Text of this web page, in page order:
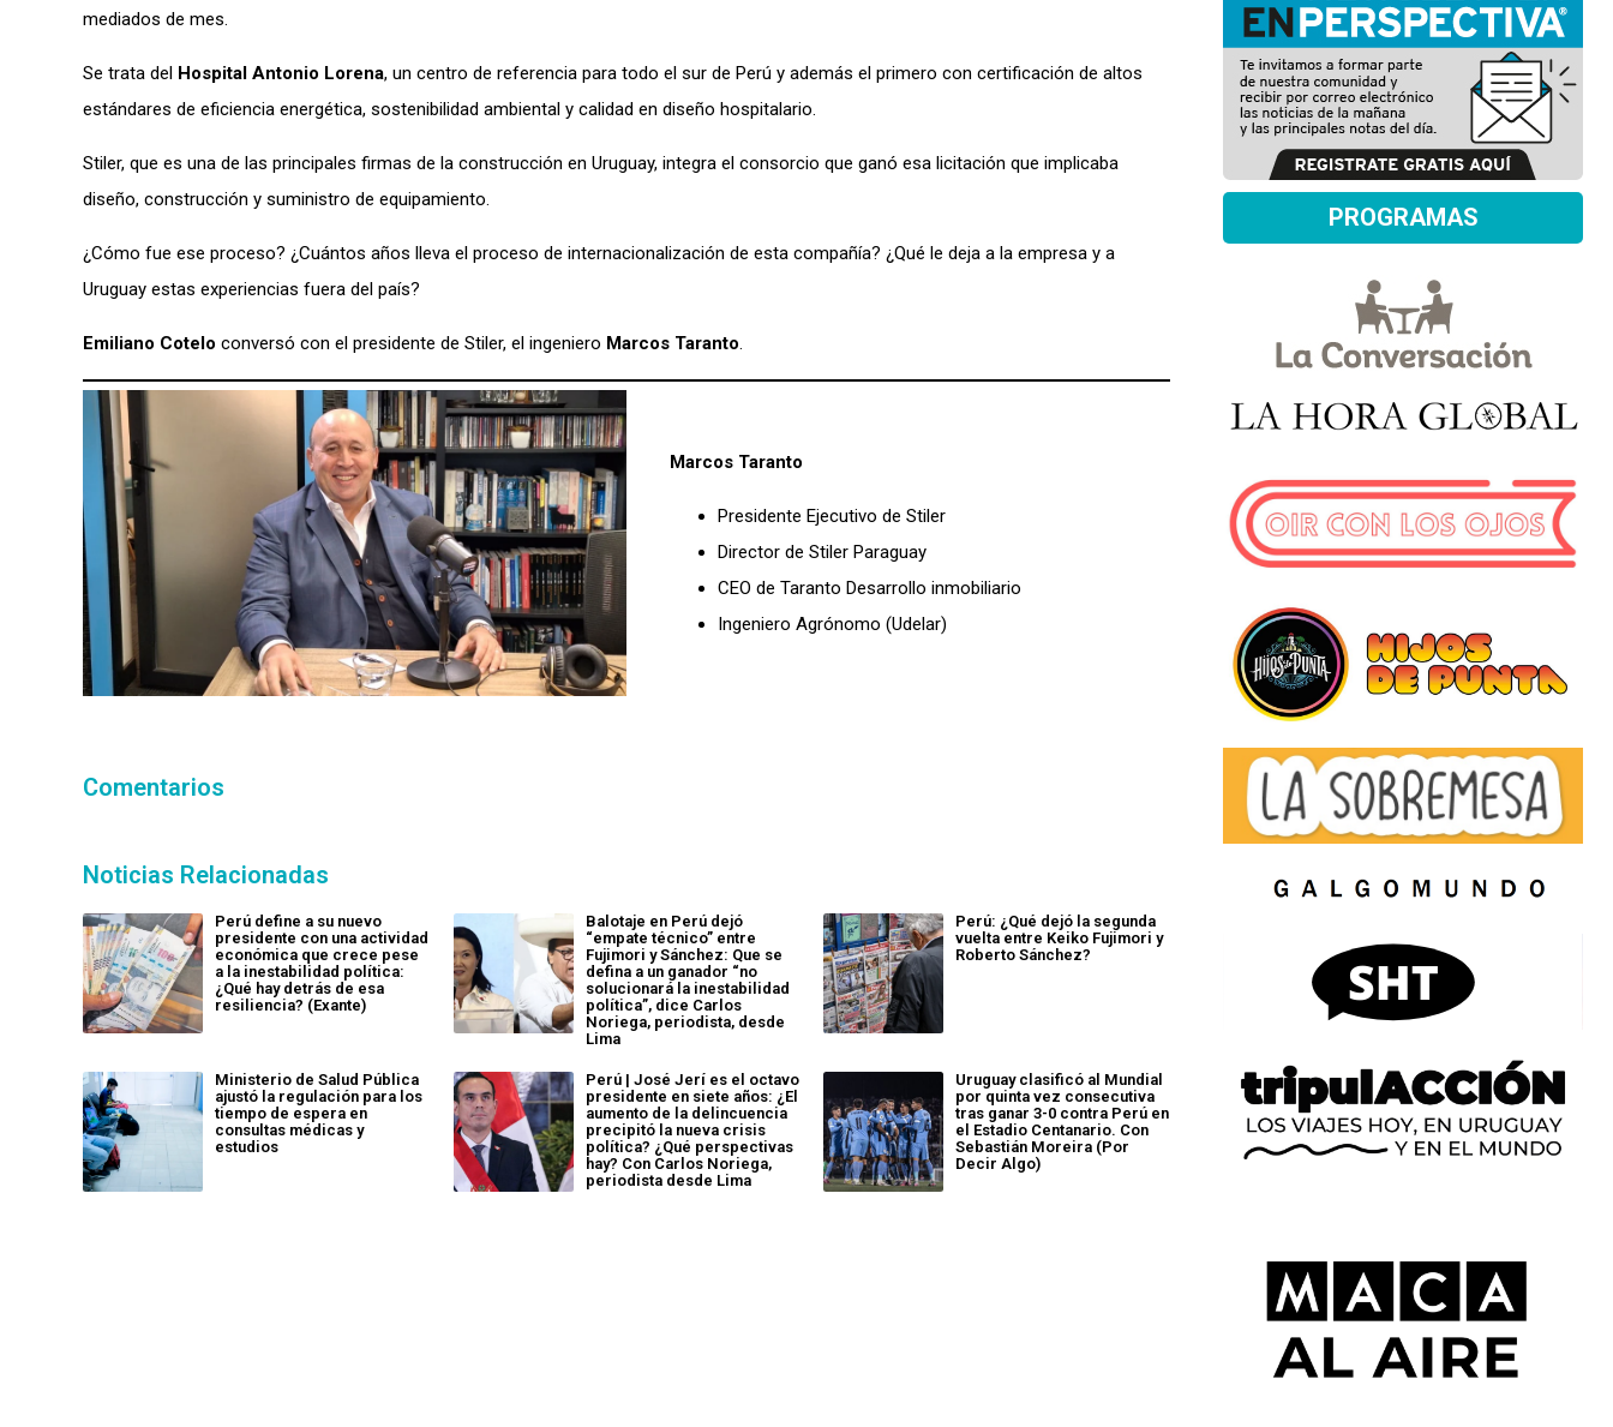
mediados de mes.
Se trata del Hospital Antonio Lorena, un centro de referencia para todo el sur de Perú y además el primero con certificación de altos
estándares de eficiencia energética, sostenibilidad ambiental y calidad en diseño hospitalario.
Stiler, que es una de las principales firmas de la construcción en Uruguay, integra el consorcio que ganó esa licitación que implicaba
diseño, construcción y suministro de equipamiento.
¿Cómo fue ese proceso? ¿Cuántos años lleva el proceso de internacionalización de esta compañía? ¿Qué le deja a la empresa y a
Uruguay estas experiencias fuera del país?
Emiliano Cotelo conversó con el presidente de Stiler, el ingeniero Marcos Taranto.
Marcos Taranto
Presidente Ejecutivo de Stiler
Director de Stiler Paraguay
CEO de Taranto Desarrollo inmobiliario
Ingeniero Agrónomo (Udelar)
Comentarios
Noticias Relacionadas
Perú define a su nuevo
presidente con una actividad
económica que crece pese
a la inestabilidad política:
¿Qué hay detrás de esa
resiliencia? (Exante)
Balotaje en Perú dejó
“empate técnico” entre
Fujimori y Sánchez: Que se
defina a un ganador “no
solucionará la inestabilidad
política”, dice Carlos
Noriega, periodista, desde
Lima
Perú: ¿Qué dejó la segunda
vuelta entre Keiko Fujimori y
Roberto Sánchez?
Ministerio de Salud Pública
ajustó la regulación para los
tiempo de espera en
consultas médicas y
estudios
Perú | José Jerí es el octavo
presidente en siete años: ¿El
aumento de la delincuencia
precipitó la nueva crisis
política? ¿Qué perspectivas
hay? Con Carlos Noriega,
periodista desde Lima
Uruguay clasificó al Mundial
por quinta vez consecutiva
tras ganar 3-0 contra Perú en
el Estadio Centanario. Con
Sebastián Moreira (Por
Decir Algo)
PROGRAMAS